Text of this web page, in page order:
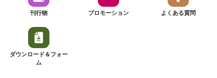
刊行物 プロモーション よくある質問
ダウンロード＆フォー
ム